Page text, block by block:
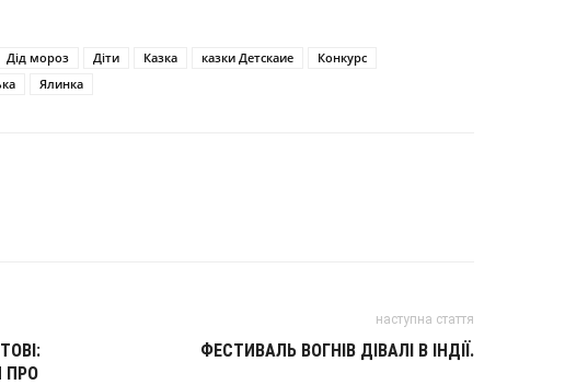
Дід мороз Діти Казка казки Детскаие
Конкурс
Ялинка
ПРО
наступна стаття
ФЕСТИВАЛЬ ВОГНІВ ДІВАЛІ В ІНДІЇ.